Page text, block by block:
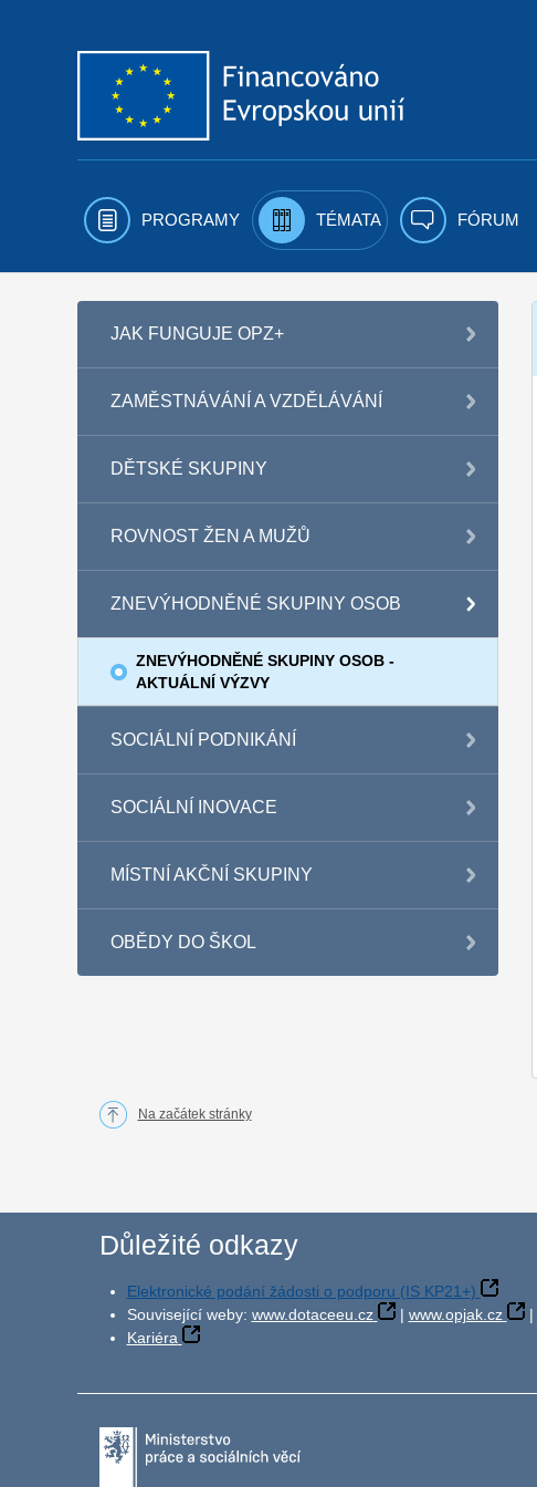
PROGRAMY TÉMATA FÓRUM
JAK FUNGUJE OPZ+
ZAMĚSTNÁVÁNÍ A VZDĚLÁVÁNÍ
DĚTSKÉ SKUPINY
ROVNOST ŽEN A MUŽŮ
ZNEVÝHODNĚNÉ SKUPINY OSOB
ZNEVÝHODNĚNÉ SKUPINY OSOB -
AKTUÁLNÍ VÝZVY
SOCIÁLNÍ PODNIKÁNÍ
SOCIÁLNÍ INOVACE
MÍSTNÍ AKČNÍ SKUPINY
OBĚDY DO ŠKOL
Na začátek stránky
Důležité odkazy
Elektronické podání žádosti o podporu (IS KP21+)
Související weby: www.dotaceeu.cz | www.opjak.cz |
Kariéra